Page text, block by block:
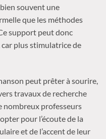
souvent une
que les méthodes
support peut donc
plus stimulatrice de
peut prêter à sourire,
travaux de recherche
nombreux professeurs
pour l’écoute de la
et de l’accent de leur